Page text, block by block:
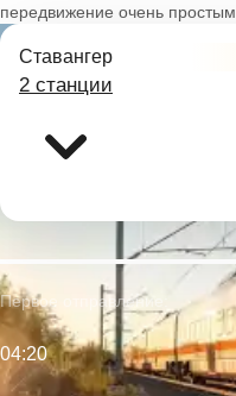
передвижение очень простым.
Ставангер
2 станции
Первое отправление:
04:20